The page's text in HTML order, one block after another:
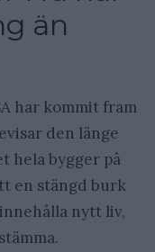
än
har kommit fram
den länge
hela bygger på
en stängd burk
nytt liv,